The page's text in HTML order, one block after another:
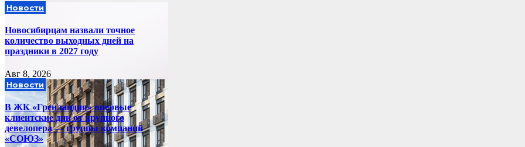
Новости
Новосибирцам назвали точное
количество выходных дней на
праздники в 2027 году
Авг 8, 2026
Новости
В ЖК «Гренландия» впервые
клиентские дни от крупного
девелопера — группы компаний
«СОЮЗ»